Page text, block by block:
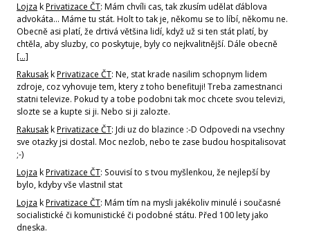
Lojza kPrivatizace ČT: Mám chvíli cas, tak zkusím udělat ďáblova
advokáta... Máme tu stát. Holt to tak je, někomu se to líbí, někomu ne.
Obecně asi platí, že drtivá většina lidí, když už si ten stát platí, by
chtěla, aby sluzby, co poskytuje, byly co nejkvalitnější. Dále obecně
[…]
RakusakkPrivatizace ČT: Ne, stat krade nasilim schopnym lidem
zdroje, coz vyhovuje tem, ktery z toho benefituji! Treba zamestnanci
statni televize. Pokud ty a tobe podobni tak moc chcete svou televizi,
slozte se a kupte si ji. Nebo si ji zalozte.
RakusakkPrivatizace ČT: Jdi uz do blazince :-D Odpovedi na vsechny
sve otazky jsi dostal. Moc nezlob, nebo te zase budou hospitalisovat
;-)
Lojza kPrivatizace ČT: Souvisí to s tvou myšlenkou, že nejlepší by
bylo, kdyby vše vlastnil stat
Lojza kPrivatizace ČT: Mám tím na mysli jakékoliv minulé i současné
socialistické či komunistické či podobné státu. Před 100 lety jako
dneska.